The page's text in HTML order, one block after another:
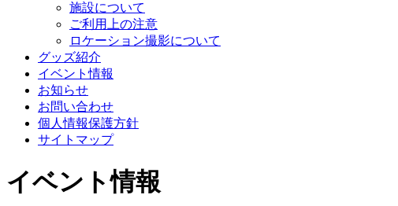
施設について
ご利用上の注意
ロケーション撮影について
グッズ紹介
イベント情報
お知らせ
お問い合わせ
個人情報保護方針
サイトマップ
イベント情報